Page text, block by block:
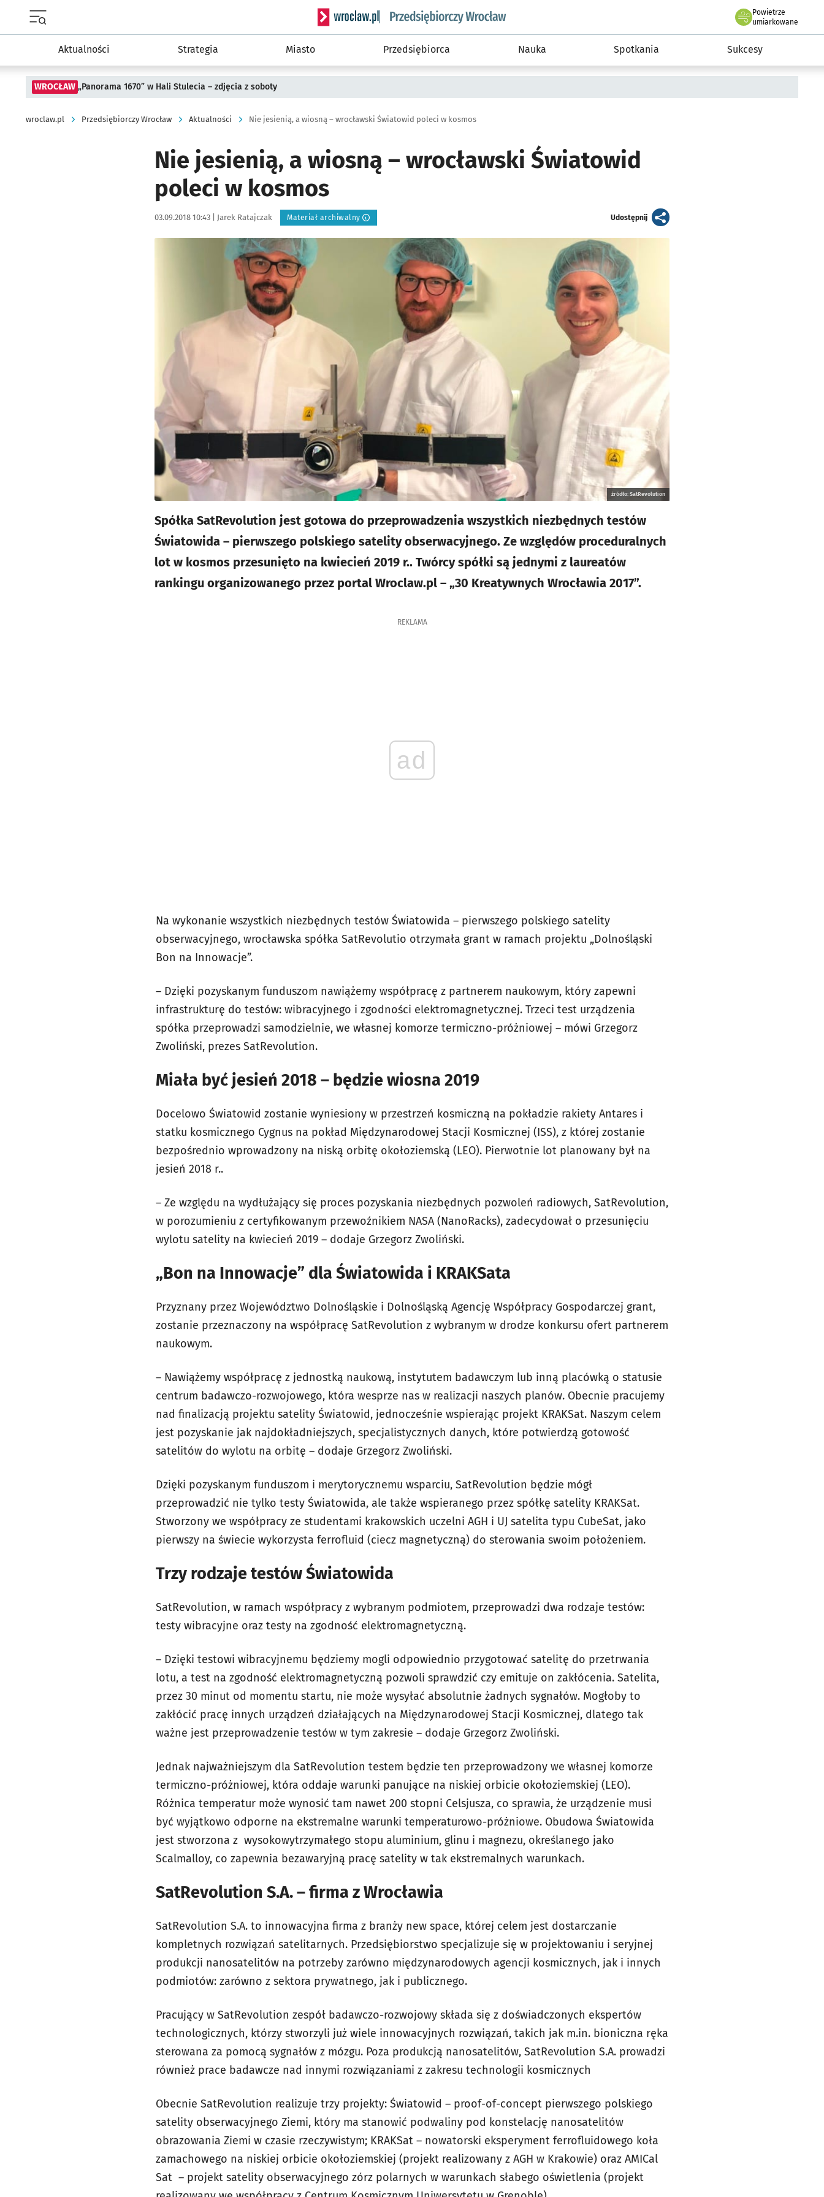
Serwis informacyjny wroclaw.pl podserwis: Strategia rozwoju przedsiębiorczości miasta Wrocławia
Powietrze
we Wrocławiu
umiarkowane
Aktualności Strategia Miasto Przedsiębiorca Nauka Spotkania Sukcesy
WROCŁAW „Panorama 1670” w Hali Stulecia – zdjęcia z soboty
wroclaw.pl Przedsiębiorczy Wrocław Aktualności Nie jesienią, a wiosną – wrocławski Światowid poleci w kosmos
Nie jesienią, a wiosną – wrocławski Światowid
poleci w kosmos
Data publikacji:
03.09.2018 10:43 | Autor:
Jarek Ratajczak Materiał archiwalny Udostępnijartykuł
Kliknij, aby powiększyć
źródło: SatRevolution
Spółka SatRevolution jest gotowa do przeprowadzenia wszystkich niezbędnych testów
Światowida – pierwszego polskiego satelity obserwacyjnego. Ze względów proceduralnych
lot w kosmos przesunięto na kwiecień 2019 r.. Twórcy spółki są jednymi z laureatów
rankingu organizowanego przez portal Wroclaw.pl – „30 Kreatywnych Wrocławia 2017”.
REKLAMA
ad
Na wykonanie wszystkich niezbędnych testów Światowida – pierwszego polskiego satelity
obserwacyjnego, wrocławska spółka SatRevolutio otrzymała grant w ramach projektu „Dolnośląski
Bon na Innowacje”.
– Dzięki pozyskanym funduszom nawiążemy współpracę z partnerem naukowym, który zapewni
infrastrukturę do testów: wibracyjnego i zgodności elektromagnetycznej. Trzeci test urządzenia
spółka przeprowadzi samodzielnie, we własnej komorze termiczno-próżniowej – mówi Grzegorz
Zwoliński, prezes SatRevolution.
Miała być jesień 2018 – będzie wiosna 2019
Docelowo Światowid zostanie wyniesiony w przestrzeń kosmiczną na pokładzie rakiety Antares i
statku kosmicznego Cygnus na pokład Międzynarodowej Stacji Kosmicznej (ISS), z której zostanie
bezpośrednio wprowadzony na niską orbitę okołoziemską (LEO). Pierwotnie lot planowany był na
jesień 2018 r..
– Ze względu na wydłużający się proces pozyskania niezbędnych pozwoleń radiowych, SatRevolution,
w porozumieniu z certyfikowanym przewoźnikiem NASA (NanoRacks), zadecydował o przesunięciu
wylotu satelity na kwiecień 2019 – dodaje Grzegorz Zwoliński.
„Bon na Innowacje” dla Światowida i KRAKSata
Przyznany przez Województwo Dolnośląskie i Dolnośląską Agencję Współpracy Gospodarczej grant,
zostanie przeznaczony na współpracę SatRevolution z wybranym w drodze konkursu ofert partnerem
naukowym.
– Nawiążemy współpracę z jednostką naukową, instytutem badawczym lub inną placówką o statusie
centrum badawczo-rozwojowego, która wesprze nas w realizacji naszych planów. Obecnie pracujemy
nad finalizacją projektu satelity Światowid, jednocześnie wspierając projekt KRAKSat. Naszym celem
jest pozyskanie jak najdokładniejszych, specjalistycznych danych, które potwierdzą gotowość
satelitów do wylotu na orbitę – dodaje Grzegorz Zwoliński.
Dzięki pozyskanym funduszom i merytorycznemu wsparciu, SatRevolution będzie mógł
przeprowadzić nie tylko testy Światowida, ale także wspieranego przez spółkę satelity KRAKSat.
Stworzony we współpracy ze studentami krakowskich uczelni AGH i UJ satelita typu CubeSat, jako
pierwszy na świecie wykorzysta ferrofluid (ciecz magnetyczną) do sterowania swoim położeniem.
Trzy rodzaje testów Światowida
SatRevolution, w ramach współpracy z wybranym podmiotem, przeprowadzi dwa rodzaje testów:
testy wibracyjne oraz testy na zgodność elektromagnetyczną.
– Dzięki testowi wibracyjnemu będziemy mogli odpowiednio przygotować satelitę do przetrwania
lotu, a test na zgodność elektromagnetyczną pozwoli sprawdzić czy emituje on zakłócenia. Satelita,
przez 30 minut od momentu startu, nie może wysyłać absolutnie żadnych sygnałów. Mogłoby to
zakłócić pracę innych urządzeń działających na Międzynarodowej Stacji Kosmicznej, dlatego tak
ważne jest przeprowadzenie testów w tym zakresie – dodaje Grzegorz Zwoliński.
Jednak najważniejszym dla SatRevolution testem będzie ten przeprowadzony we własnej komorze
termiczno-próżniowej, która oddaje warunki panujące na niskiej orbicie okołoziemskiej (LEO).
Różnica temperatur może wynosić tam nawet 200 stopni Celsjusza, co sprawia, że urządzenie musi
być wyjątkowo odporne na ekstremalne warunki temperaturowo-próżniowe. Obudowa Światowida
jest stworzona z wysokowytrzymałego stopu aluminium, glinu i magnezu, określanego jako
Scalmalloy, co zapewnia bezawaryjną pracę satelity w tak ekstremalnych warunkach.
SatRevolution S.A. – firma z Wrocławia
SatRevolution S.A. to innowacyjna firma z branży new space, której celem jest dostarczanie
kompletnych rozwiązań satelitarnych. Przedsiębiorstwo specjalizuje się w projektowaniu i seryjnej
produkcji nanosatelitów na potrzeby zarówno międzynarodowych agencji kosmicznych, jak i innych
podmiotów: zarówno z sektora prywatnego, jak i publicznego.
Pracujący w SatRevolution zespół badawczo-rozwojowy składa się z doświadczonych ekspertów
technologicznych, którzy stworzyli już wiele innowacyjnych rozwiązań, takich jak m.in. bioniczna ręka
sterowana za pomocą sygnałów z mózgu. Poza produkcją nanosatelitów, SatRevolution S.A. prowadzi
również prace badawcze nad innymi rozwiązaniami z zakresu technologii kosmicznych
Obecnie SatRevolution realizuje trzy projekty: Światowid – proof-of-concept pierwszego polskiego
satelity obserwacyjnego Ziemi, który ma stanowić podwaliny pod konstelację nanosatelitów
obrazowania Ziemi w czasie rzeczywistym; KRAKSat – nowatorski eksperyment ferrofluidowego koła
zamachowego na niskiej orbicie okołoziemskiej (projekt realizowany z AGH w Krakowie) oraz AMICal
Sat – projekt satelity obserwacyjnego zórz polarnych w warunkach słabego oświetlenia (projekt